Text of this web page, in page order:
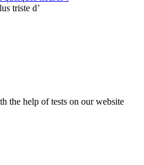
triste d’
the help of tests on our website